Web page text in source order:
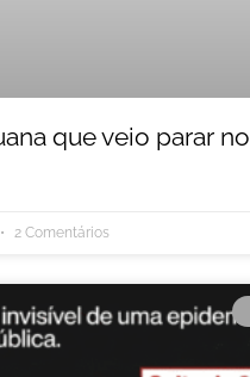
que veio parar no
2 Comentários